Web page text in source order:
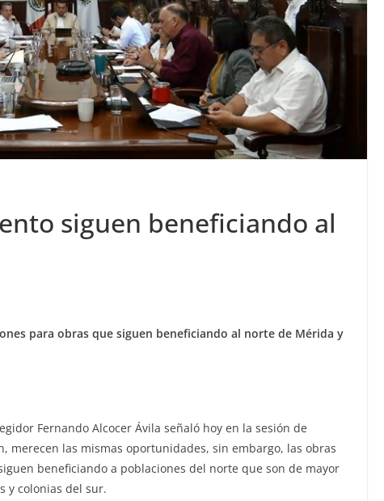
siguen beneficiando al
para obras que siguen beneficiando al norte de Mérida y
Fernando Alcocer Ávila señaló hoy en la sesión de
merecen las mismas oportunidades, sin embargo, las obras
beneficiando a poblaciones del norte que son de mayor
y colonias del sur.